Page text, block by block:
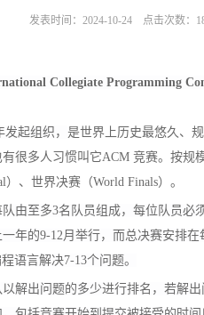
发表时间：2024-10-24 点击次数：
Collegiate Programming
起组织， 是世界上历史最悠久、
很多人习惯叫它ACM 竞赛。按规
、世界决赛（World Finals）。
由至多3名队员组成，每位队员必
年的9-12月举行，而总决赛安排
语言解决7-13个问题。
解出问题的多少进行排名，若解